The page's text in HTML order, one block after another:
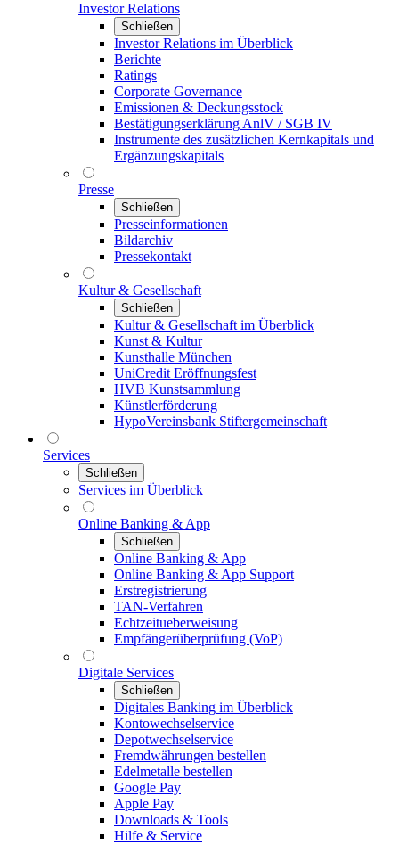
Investor Relations
Schließen
Investor Relations im Überblick
Berichte
Ratings
Corporate Governance
Emissionen & Deckungsstock
Bestätigungserklärung AnlV / SGB IV
Instrumente des zusätzlichen Kernkapitals und
Ergänzungskapitals
Presse
Schließen
Presseinformationen
Bildarchiv
Pressekontakt
Kultur & Gesellschaft
Schließen
Kultur & Gesellschaft im Überblick
Kunst & Kultur
Kunsthalle München
UniCredit Eröffnungsfest
HVB Kunstsammlung
Künstlerförderung
HypoVereinsbank Stiftergemeinschaft
Services
Schließen
Services im Überblick
Online Banking & App
Schließen
Online Banking & App
Online Banking & App Support
Erstregistrierung
TAN-Verfahren
Echtzeitueberweisung
Empfängerüberprüfung (VoP)
Digitale Services
Schließen
Digitales Banking im Überblick
Kontowechselservice
Depotwechselservice
Fremdwährungen bestellen
Edelmetalle bestellen
Google Pay
Apple Pay
Downloads & Tools
Hilfe & Service